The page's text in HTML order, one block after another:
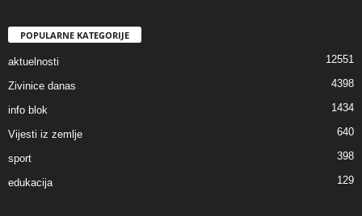
POPULARNE KATEGORIJE
aktuelnosti 12551
Zivinice danas 4398
info blok 1434
Vijesti iz zemlje 640
sport 398
edukacija 129